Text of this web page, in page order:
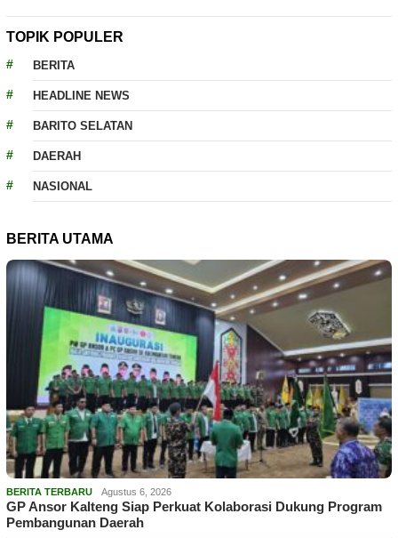
TOPIK POPULER
BERITA
HEADLINE NEWS
BARITO SELATAN
DAERAH
NASIONAL
BERITA UTAMA
BERITA TERBARU Agustus 6, 2026
GP Ansor Kalteng Siap Perkuat Kolaborasi Dukung Program
Pembangunan Daerah